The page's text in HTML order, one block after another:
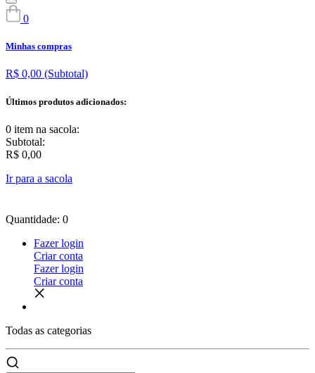
0
Minhas compras
R$ 0,00 (Subtotal)
Últimos produtos adicionados:
0 item na sacola:
Subtotal:
R$ 0,00
Ir para a sacola
Quantidade: 0
Fazer login
Criar conta
Fazer login
Criar conta
Todas as categorias